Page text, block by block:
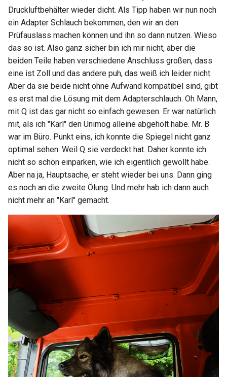
Druckluftbehälter wieder dicht. Als Tipp haben wir nun noch
ein Adapter Schlauch bekommen, den wir an den
Prüfauslass machen können und ihn so dann nutzen. Wieso
das so ist. Also ganz sicher bin ich mir nicht, aber die
beiden Teile haben verschiedene Anschluss großen, dass
eine ist Zoll und das andere puh, das weiß ich leider nicht.
Aber da sie beide nicht ohne Aufwand kompatibel sind, gibt
es erst mal die Lösung mit dem Adapterschlauch. Oh Mann,
mit Q ist das gar nicht so einfach gewesen. Er war natürlich
mit, als ich "Karl" den Unimog alleine abgeholt habe. Mr. B
war im Büro. Punkt eins, ich konnte die Spiegel nicht ganz
optimal sehen. Weil Q sie verdeckt hat. Daher konnte ich
nicht so schön einparken, wie ich eigentlich gewollt habe.
Aber na ja, Hauptsache, er steht wieder bei uns. Dann ging
es noch an die zweite Ölung. Und mehr hab ich dann auch
nicht mehr an "Karl" gemacht.